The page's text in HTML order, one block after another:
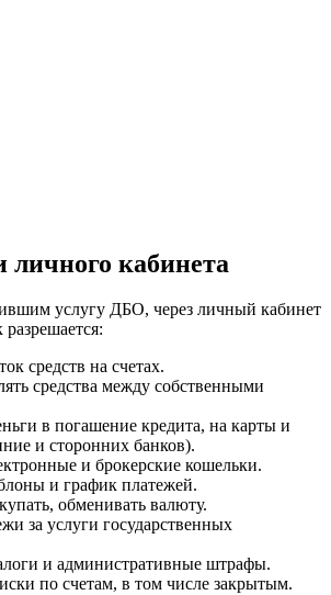
личного кабинета
услугу ДБО, через личный кабинет
средств на счетах.
средства между собственными
в погашение кредита, на карты и
и сторонних банков).
и брокерские кошельки.
и график платежей.
обменивать валюту.
за услуги государственных
и административные штрафы.
по счетам, в том числе закрытым.